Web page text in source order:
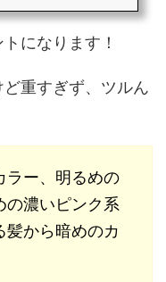
になります！
重すぎず、ツルん
ラー、明るめの
の濃いピンク系
髪から暗めのカ